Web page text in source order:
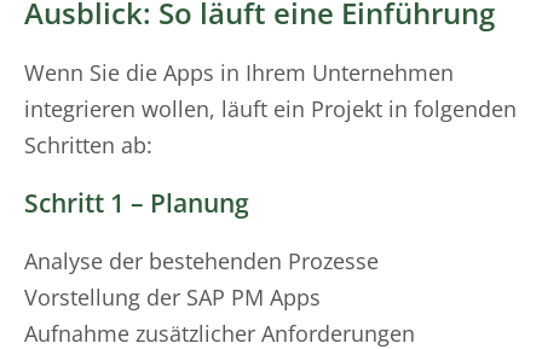
Ausblick: So läuft eine Einführung
Wenn Sie die Apps in Ihrem Unternehmen
integrieren wollen, läuft ein Projekt in folgenden
Schritten ab:
Schritt 1 – Planung
Analyse der bestehenden Prozesse
Vorstellung der SAP PM Apps
Aufnahme zusätzlicher Anforderungen